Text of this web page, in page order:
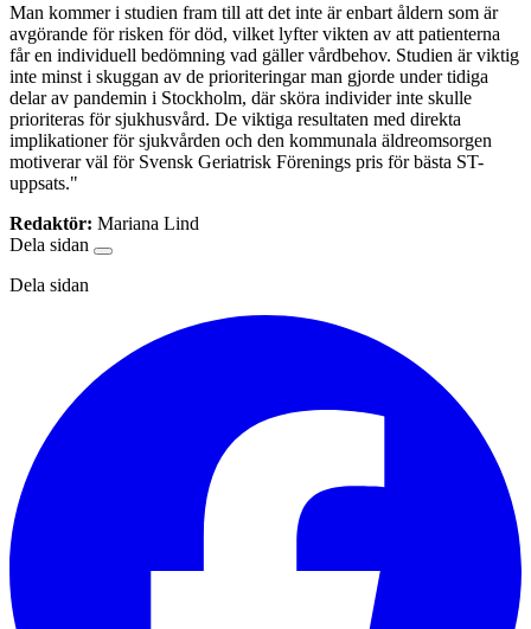
Man kommer i studien fram till att det inte är enbart åldern som är
avgörande för risken för död, vilket lyfter vikten av att patienterna
får en individuell bedömning vad gäller vårdbehov. Studien är viktig
inte minst i skuggan av de prioriteringar man gjorde under tidiga
delar av pandemin i Stockholm, där sköra individer inte skulle
prioriteras för sjukhusvård. De viktiga resultaten med direkta
implikationer för sjukvården och den kommunala äldreomsorgen
motiverar väl för Svensk Geriatrisk Förenings pris för bästa ST-
uppsats."
Redaktör: Mariana Lind
Dela sidan
Dela sidan